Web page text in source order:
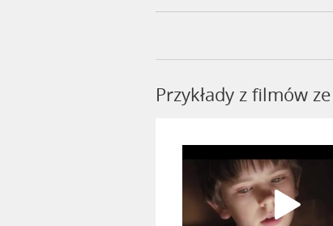
Przykłady z filmów